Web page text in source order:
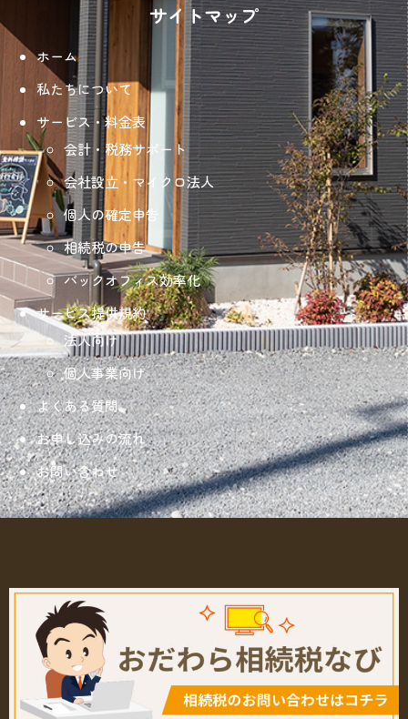
サイトマップ
ホーム
私たちについて
サービス・料金表
会計・税務サポート
会社設立・マイクロ法人
個人の確定申告
相続税の申告
バックオフィス効率化
サービス提供規約
法人向け
個人事業向け
よくある質問
お申し込みの流れ
お問い合わせ